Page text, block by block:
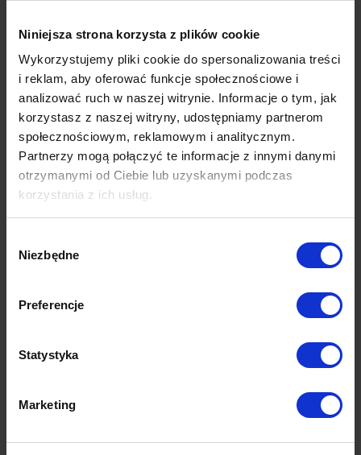
Niniejsza strona korzysta z plików cookie
Wykorzystujemy pliki cookie do spersonalizowania treści
i reklam, aby oferować funkcje społecznościowe i
analizować ruch w naszej witrynie. Informacje o tym, jak
korzystasz z naszej witryny, udostępniamy partnerom
społecznościowym, reklamowym i analitycznym.
Partnerzy mogą połączyć te informacje z innymi danymi
otrzymanymi od Ciebie lub uzyskanymi podczas
korzystania z ich usług.
zgody
Niezbędne
Preferencje
Statystyka
Marketing
Garedo Max
narożnik | modułowy
13,960.00zł
narożnik | modułowy